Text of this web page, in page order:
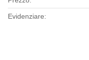
Evidenziare: